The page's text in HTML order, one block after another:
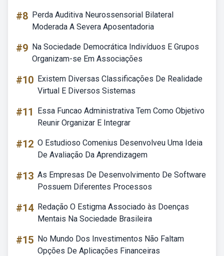
#8 Perda Auditiva Neurossensorial Bilateral
Moderada A Severa Aposentadoria
#9 Na Sociedade Democrática Indivíduos E Grupos
Organizam-se Em Associações
#10 Existem Diversas Classificações De Realidade
Virtual E Diversos Sistemas
#11
Essa Funcao Administrativa Tem Como Objetivo
Reunir Organizar E Integrar
#12 O Estudioso Comenius Desenvolveu Uma Ideia
De Avaliação Da Aprendizagem
#13 As Empresas De Desenvolvimento De Software
Possuem Diferentes Processos
#14 Redação O Estigma Associado às Doenças
Mentais Na Sociedade Brasileira
#15 No Mundo Dos Investimentos Não Faltam
Opções De Aplicações Financeiras